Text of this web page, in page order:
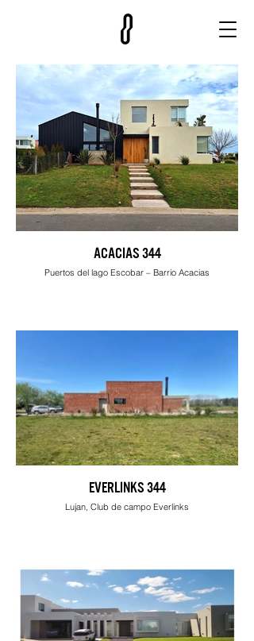
ACACIAS 344
Puertos del lago Escobar – Barrio Acacias
EVERLINKS 344
Lujan, Club de campo Everlinks